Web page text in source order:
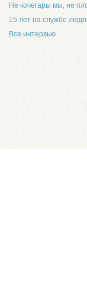
Не кочегары мы, не
15 лет на службе
Все интервью